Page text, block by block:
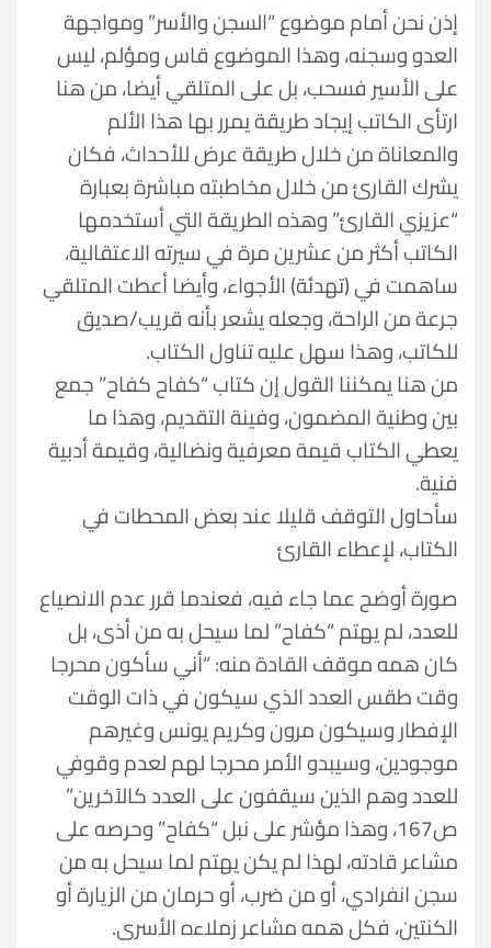
إذن نحن أمام موضوع “السجن والأسر” ومواجهة
العدو وسجنه، وهذا الموضوع قاس ومؤلم، ليس
على الأسير فسحب، بل على المتلقي أيضا، من هنا
ارتأى الكاتب إيجاد طريقة يمرر بها هذا الألم
والمعاناة من خلال طريقة عرض للأحداث، فكان
يشرك القارئ من خلال مخاطبته مباشرة بعبارة
“عزيزي القارئ” وهذه الطريقة التي أستخدمها
الكاتب أكثر من عشرين مرة في سيرته الاعتقالية،
ساهمت في (تهدئة) الأجواء، وأيضا أعطت المتلقي
جرعة من الراحة، وجعله يشعر بأنه قريب/صديق
للكاتب، وهذا سهل عليه تناول الكتاب.
من هنا يمكننا القول إن كتاب “كفاح كفاح” جمع
بين وطنية المضمون، وفينة التقديم، وهذا ما
يعطي الكتاب قيمة معرفية ونضالية، وقيمة أدبية
فنية.
سأحاول التوقف قليلا عند بعض المحطات في
الكتاب، لإعطاء القارئ
صورة أوضح عما جاء فيه، فعندما قرر عدم الانصياع
للعدد، لم يهتم “كفاح” لما سيحل به من أذى، بل
كان همه موقف القادة منه: “أني سأكون محرجا
وقت طقس العدد الذي سيكون في ذات الوقت
الإفطار وسيكون مرون وكريم يونس وغيرهم
موجودين، وسيبدو الأمر محرجا لهم لعدم وقوفي
للعدد وهم الذين سيقفون على العدد كالآخرين”
ص167، وهذا مؤشر على نبل “كفاح” وحرصه على
مشاعر قادته، لهذا لم يكن يهتم لما سيحل به من
سجن انفرادي، أو من ضرب، أو حرمان من الزيارة أو
الكنتين، فكل همه مشاعر زملاءه الأسرى.